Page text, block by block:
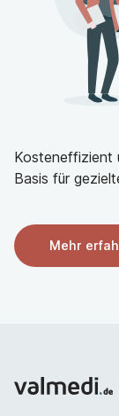
Kosteneffizient
Basis für
Mehr